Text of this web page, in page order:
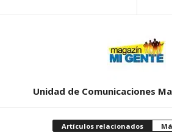
Unidad de Comunicaciones
Artículos relacionados